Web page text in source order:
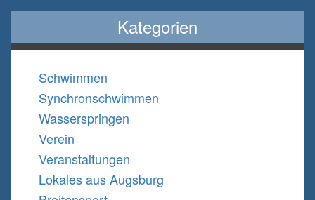
Kategorien
Schwimmen
Synchronschwimmen
Wasserspringen
Verein
Veranstaltungen
Lokales aus Augsburg